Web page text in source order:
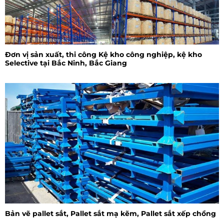
Đơn vị sản xuất, thi công Kệ kho công nghiệp, kệ kho
Selective tại Bắc Ninh, Bắc Giang
Bản vẽ pallet sắt, Pallet sắt mạ kẽm, Pallet sắt xếp chồng